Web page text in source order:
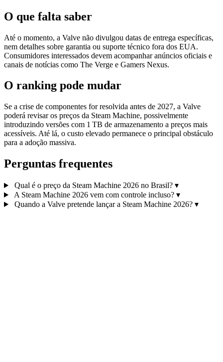
O que falta saber
Até o momento, a Valve não divulgou datas de entrega específicas,
nem detalhes sobre garantia ou suporte técnico fora dos EUA.
Consumidores interessados devem acompanhar anúncios oficiais e
canais de notícias como The Verge e Gamers Nexus.
O ranking pode mudar
Se a crise de componentes for resolvida antes de 2027, a Valve
poderá revisar os preços da Steam Machine, possivelmente
introduzindo versões com 1 TB de armazenamento a preços mais
acessíveis. Até lá, o custo elevado permanece o principal obstáculo
para a adoção massiva.
Perguntas frequentes
Qual é o preço da Steam Machine 2026 no Brasil? ▾
A Steam Machine 2026 vem com controle incluso? ▾
Quando a Valve pretende lançar a Steam Machine 2026? ▾